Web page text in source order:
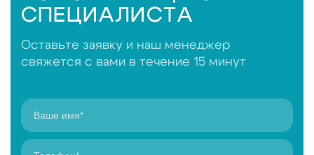
СПЕЦИАЛИСТА
Оставьте заявку и наш менеджер
свяжется с вами в течение 15 минут